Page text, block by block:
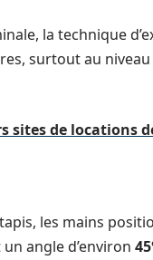
la technique
surtout au niveau
sites de locations
les mains
angle d’environ